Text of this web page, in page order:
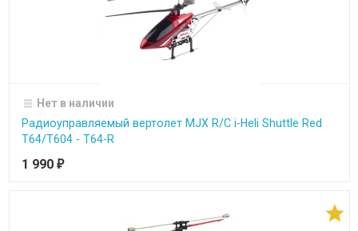
Нет в наличии
Радиоуправляемый вертолет MJX R/C i-Heli Shuttle Red
T64/T604 - T64-R
1 990 ₽
